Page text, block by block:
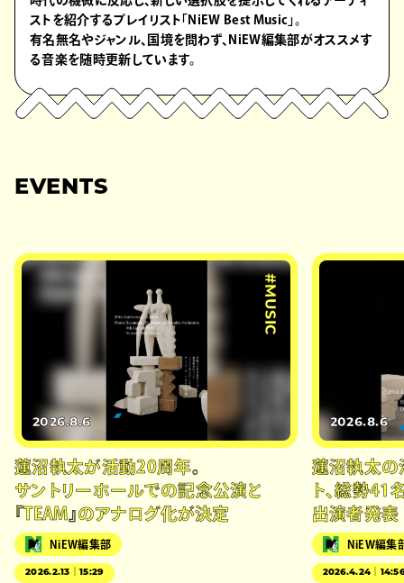
ストを紹介するプレイリスト「NiEW Best Music」。
有名無名やジャンル、国境を問わず、NiEW編集部がオススメす
る音楽を随時更新しています。
EVENTS
#MUSIC
2026.8.6
蓮沼執太が活動20周年。
サントリーホールでの記念公演と
『TEAM』のアナログ化が決定
NiEW編集部
2026.2.13｜15:29
2026.8.6
蓮沼執太の
ト、総勢41
出演者発表
NiEW編集
2026.4.24｜